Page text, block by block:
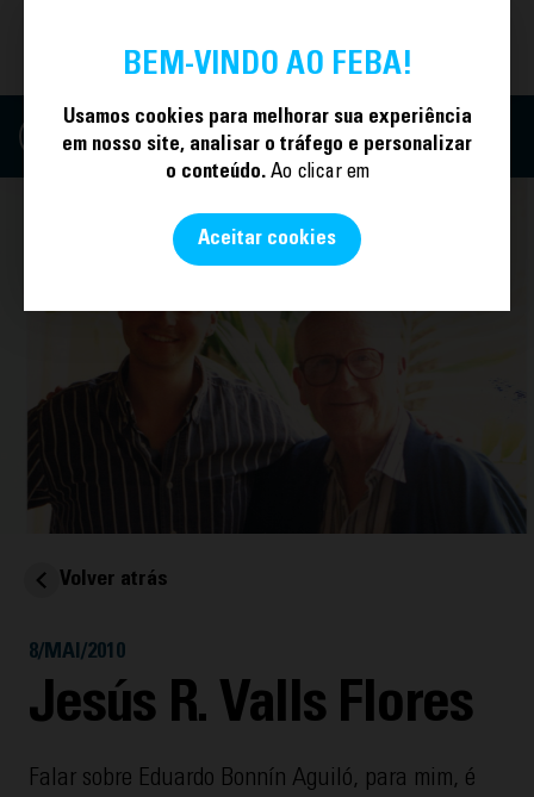
Volver atrás
8/MAI/2010
Jesús R. Valls Flores
Falar sobre Eduardo Bonnín Aguiló, para mim, é
BEM-VINDO AO FEBA!
Usamos cookies para melhorar sua experiência
em nosso site, analisar o tráfego e personalizar
o conteúdo.Ao clicar em
Aceitar cookies